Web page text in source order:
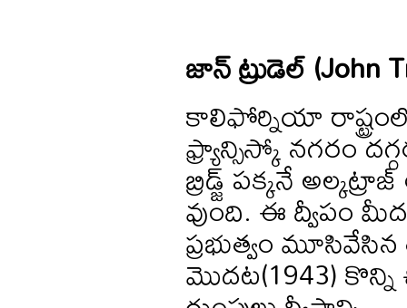
జాన్ ట్రుడెల్ (John
కాలిఫోర్నియా
ఫ్ర్యాన్సిస్కో నగరం
బ్రిడ్జ్ పక్కనే
వుంది. ఈ ద్వీపం మీద
ప్రభుత్వం
మొదట(1943)